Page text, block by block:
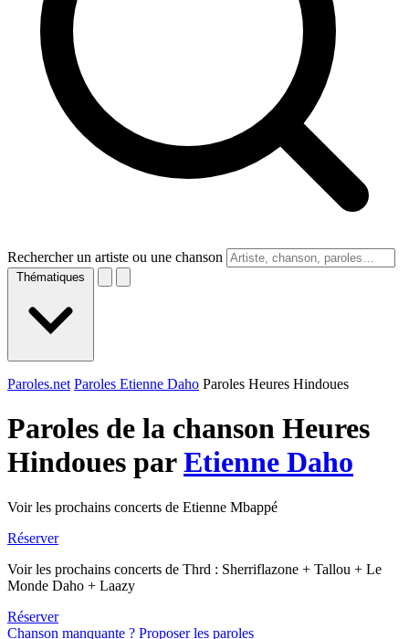
Rechercher un artiste ou une chanson
Thématiques
Paroles.net Paroles Etienne Daho Paroles Heures Hindoues
Paroles de la chanson Heures
Hindoues parEtienne Daho
Voir les prochains concerts de Etienne Mbappé
Réserver
Voir les prochains concerts de Thrd : Sherriflazone + Tallou + Le
Monde Daho + Laazy
Réserver
Chanson manquante ? Proposer les paroles